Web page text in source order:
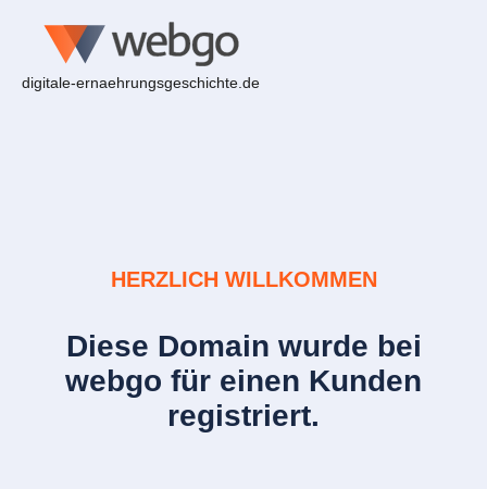
digitale-ernaehrungsgeschichte.de
HERZLICH WILLKOMMEN
Diese Domain wurde bei
webgo für einen Kunden
registriert.